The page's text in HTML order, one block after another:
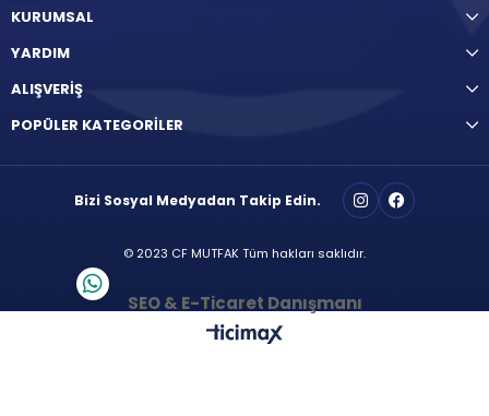
KURUMSAL
YARDIM
ALIŞVERİŞ
POPÜLER KATEGORİLER
Bizi Sosyal Medyadan Takip Edin.
© 2023 CF MUTFAK Tüm hakları saklıdır.
SEO & E-Ticaret Danışmanı